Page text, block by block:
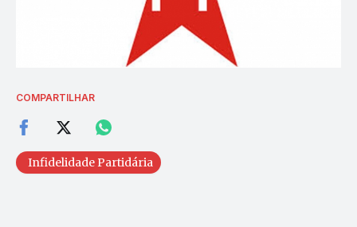
COMPARTILHAR
Infidelidade Partidária